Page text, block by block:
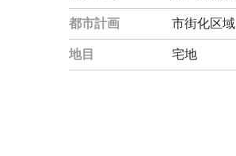
都市計画 市街化区域
地目 宅地